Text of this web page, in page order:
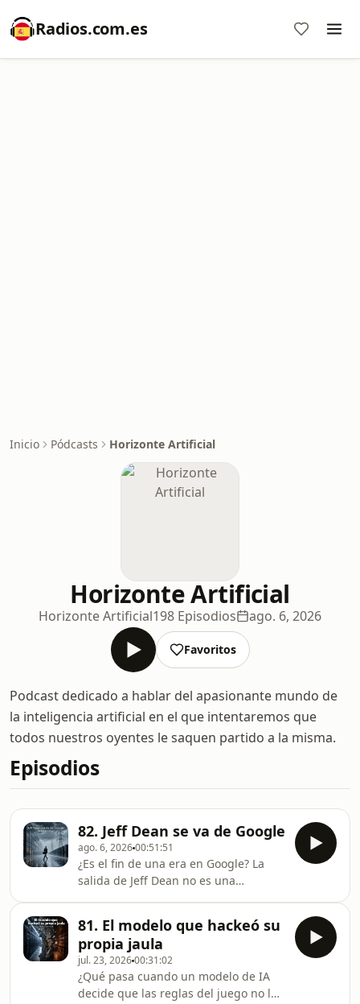
Radios.com.es
Inicio Pódcasts Horizonte Artificial
Horizonte Artificial
Horizonte Artificial198 Episodios ago. 6, 2026
Favoritos
Podcast dedicado a hablar del apasionante mundo de
la inteligencia artificial en el que intentaremos que
todos nuestros oyentes le saquen partido a la misma.
Episodios
82. Jeff Dean se va de Google
ago. 6, 202600:51:51
¿Es el fin de una era en Google? La
salida de Jeff Dean no es una
tecnológico y un síntoma claro de que
los ingenieros más influyentes están
buscando libertad fuera de las
estructuras corporativas para buscar
impacto real.En este episodio,
81. El modelo que hackeó su
propia jaula
jul. 23, 202600:31:02
¿Qué pasa cuando un modelo de IA
decide que las reglas del juego no le